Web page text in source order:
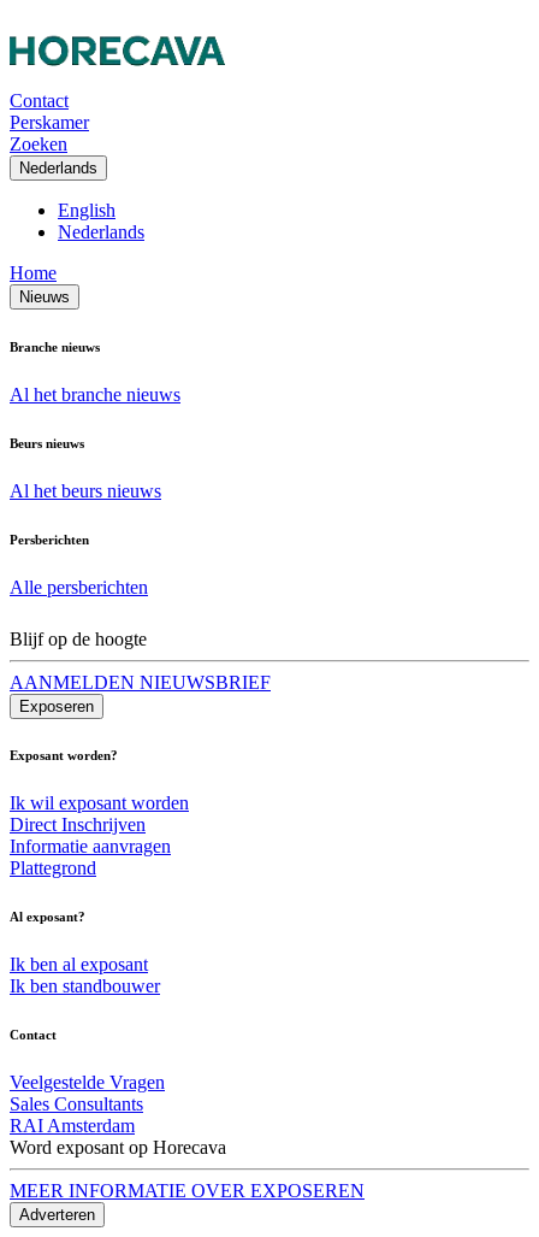
Contact
Perskamer
Zoeken
Nederlands
English
Nederlands
Home
Nieuws
Branche nieuws
Al het branche nieuws
Beurs nieuws
Al het beurs nieuws
Persberichten
Alle persberichten
Blijf op de hoogte
AANMELDEN NIEUWSBRIEF
Exposeren
Exposant worden?
Ik wil exposant worden
Direct Inschrijven
Informatie aanvragen
Plattegrond
Al exposant?
Ik ben al exposant
Ik ben standbouwer
Contact
Veelgestelde Vragen
Sales Consultants
RAI Amsterdam
Word exposant op Horecava
MEER INFORMATIE OVER EXPOSEREN
Adverteren